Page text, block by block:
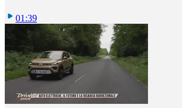
01:39